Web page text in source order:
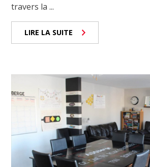
travers la ...
LIRE LA SUITE